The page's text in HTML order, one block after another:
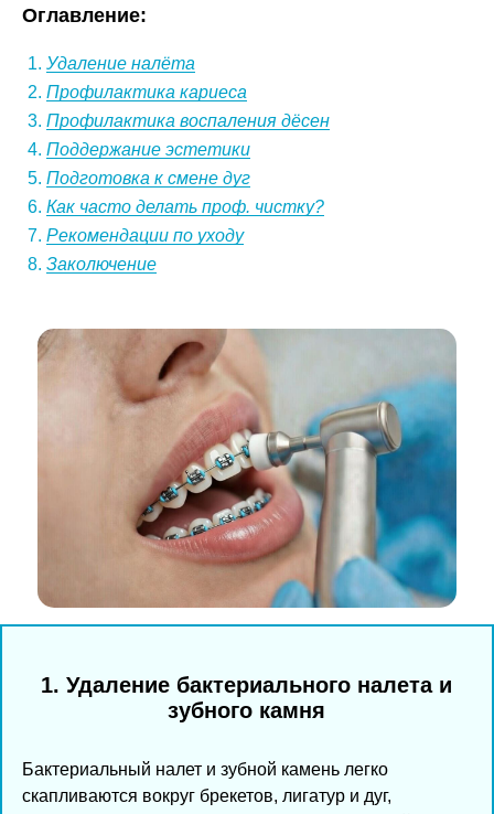
Оглавление:
Удаление налёта
Профилактика кариеса
Профилактика воспаления дёсен
Поддержание эстетики
Подготовка к смене дуг
Как часто делать проф. чистку?
Рекомендации по уходу
Заколючение
1. Удаление бактериального налета и
зубного камня
Бактериальный налет и зубной камень легко
скапливаются вокруг брекетов, лигатур и дуг,